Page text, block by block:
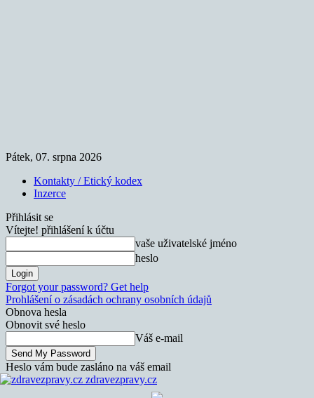
Pátek, 07. srpna 2026
Kontakty / Etický kodex
Inzerce
Přihlásit se
Vítejte! přihlášení k účtu
vaše uživatelské jméno
heslo
Forgot your password? Get help
Prohlášení o zásadách ochrany osobních údajů
Obnova hesla
Obnovit své heslo
Váš e-mail
Heslo vám bude zasláno na váš email
zdravezpravy.cz